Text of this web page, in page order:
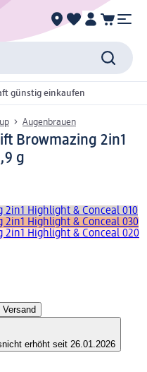
günstig einkaufen
Augenbrauen
Browmazing 2in1
g
Highlight & Conceal 010
Highlight & Conceal 030
Highlight & Conceal 020
Versand
nicht erhöht seit 26.01.2026